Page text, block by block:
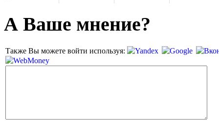
А Ваше мнение?
Также Вы можете войти используя: